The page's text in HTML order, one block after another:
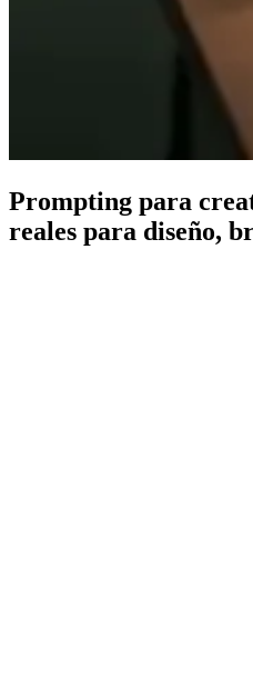
Prompting para
reales para diseño,